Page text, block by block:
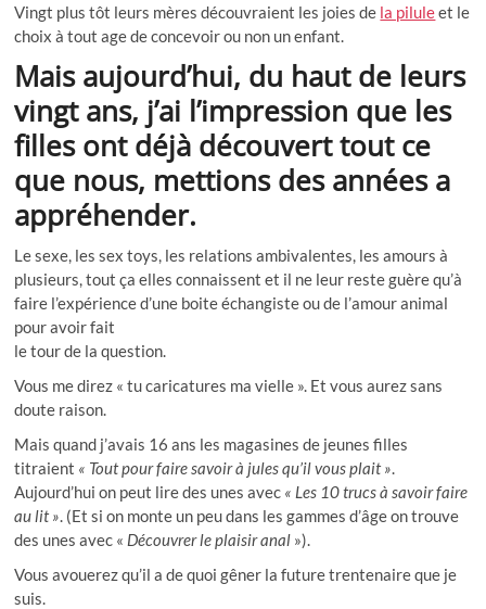
Vingt plus tôt leurs mères découvraient les joies de la piluleet le
choix à tout age de concevoir ou non un enfant.
Mais aujourd’hui, du haut de leurs
vingt ans, j’ai l’impression que les
filles ont déjà découvert tout ce
que nous, mettions des années a
appréhender.
Le sexe, les sex toys, les relations ambivalentes, les amours à
plusieurs, tout ça elles connaissent et il ne leur reste guère qu’à
faire l’expérience d’une boite échangiste ou de l’amour animal
pour avoir fait
le tour de la question.
Vous me direz « tu caricatures ma vielle ». Et vous aurez sans
doute raison.
Mais quand j’avais 16 ans les magasines de jeunes filles
titraient « Tout pour faire savoir à jules qu’il vous plait »
Aujourd’hui on peut lire des unes avec « Les 10 trucs à savoir faire
au lit » . (Et si on monte un peu dans les gammes d’âge on trouve
des unes avec « Découvrer le plaisir anal »).
Vous avouerez qu’il a de quoi gêner la future trentenaire que je
suis.